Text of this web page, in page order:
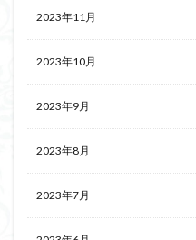
2023年11月
2023年10月
2023年9月
2023年8月
2023年7月